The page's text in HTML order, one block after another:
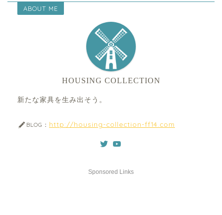
ABOUT ME
HOUSING COLLECTION
新たな家具を生み出そう。
BLOG： http://housing-collection-ff14.com
Sponsored Links